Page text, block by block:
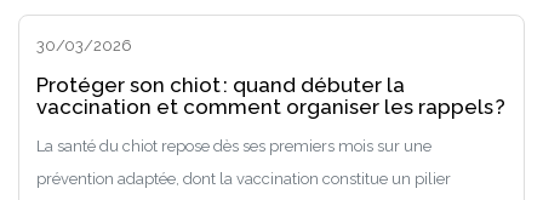
30/03/2026
Protéger son chiot : quand débuter la
vaccination et comment organiser les rappels ?
La santé du chiot repose dès ses premiers mois sur une
prévention adaptée, dont la vaccination constitue un pilier